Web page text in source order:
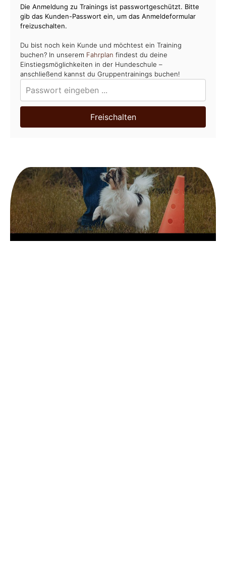
Die Anmeldung zu Trainings ist passwortgeschützt. Bitte
gib das Kunden-Passwort ein, um das Anmeldeformular
freizuschalten.
Du bist noch kein Kunde und möchtest ein Training
buchen? In unserem Fahrplan findest du deine
Einstiegsmöglichkeiten in der Hundeschule –
anschließend kannst du Gruppentrainings buchen!
Freischalten